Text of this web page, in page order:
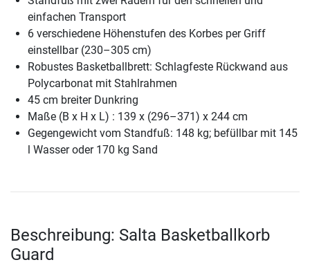
einfachen Transport
6 verschiedene Höhenstufen des Korbes per Griff
einstellbar (230–305 cm)
Robustes Basketballbrett: Schlagfeste Rückwand aus
Polycarbonat mit Stahlrahmen
45 cm breiter Dunkring
Maße (B x H x L) : 139 x (296–371) x 244 cm
Gegengewicht vom Standfuß: 148 kg; befüllbar mit 145
l Wasser oder 170 kg Sand
Beschreibung: Salta Basketballkorb
Guard